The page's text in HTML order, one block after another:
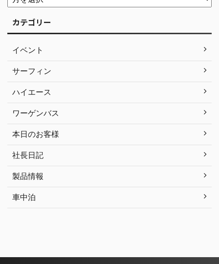
カテゴリー
イベント
サーフィン
ハイエース
ワーゲンバス
本日のお客様
社長日記
製品情報
車中泊